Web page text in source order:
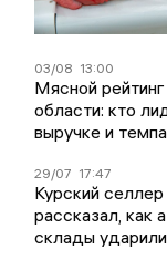
03/08 13:00
Мясной
области: кто
выручке и
29/07 17:47
Курский
рассказал, как
склады